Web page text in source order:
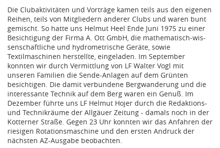
Die Clubaktivitäten und Vorträge kamen teils aus den eigenen
Reihen, teils von Mitgliedern anderer Clubs und waren bunt
gemischt. So hatte uns Helmut Heel Ende Juni 1975 zu einer
Besichtigung der Firma A. Ott GmbH, die mathematisch-wis-
senschaftliche und hydrometrische Geräte, sowie
Textilmaschinen herstellte, eingeladen. Im September
konnten wir durch Vermittlung von LF Walter Vogl mit
unseren Familien die Sende-Anlagen auf dem Grünten
besichtigen. Die damit verbundene Bergwanderung und die
interessante Technik auf dem Berg waren ein Genuß. Im
Dezember führte uns LF Helmut Hojer durch die Redaktions-
und Technikräume der Allgäuer Zeitung - damals noch in der
Kotterner Straße. Gegen 23 Uhr konnten wir das Anfahren der
riesigen Rotationsmaschine und den ersten Andruck der
nächsten AZ-Ausgabe beobachten.